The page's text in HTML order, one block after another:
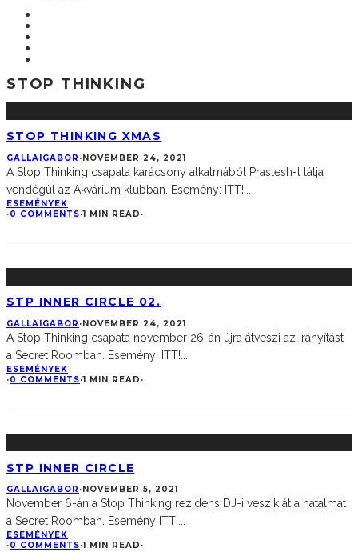
STOP THINKING
STOP THINKING XMAS
GALLAIGABOR ·NOVEMBER 24, 2021
A Stop Thinking csapata karácsony alkalmából Praslesh-t látja
vendégül az Akvárium klubban. Esemény: ITT!
ESEMÉNYEK
·0 COMMENTS·1 MIN READ ·
STP INNER CIRCLE 02.
GALLAIGABOR ·NOVEMBER 24, 2021
A Stop Thinking csapata november 26-án újra átveszi az irányítást
a Secret Roomban. Esemény: ITT!
ESEMÉNYEK
·0 COMMENTS·1 MIN READ ·
STP INNER CIRCLE
GALLAIGABOR · NOVEMBER 5, 2021
November 6-án a Stop Thinking rezidens DJ-i veszik át a hatalmat
a Secret Roomban. Esemény ITT!...
ESEMÉNYEK
·0 COMMENTS·1 MIN READ ·